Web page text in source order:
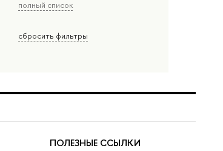
полный список
сбросить фильтры
ПОЛЕЗНЫЕ ССЫЛКИ